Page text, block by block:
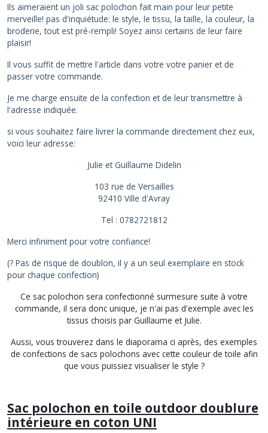
Ils aimeraient un joli sac polochon fait main pour leur petite
merveille! pas d'inquiétude: le style, le tissu, la taille, la couleur, la
broderie, tout est pré-rempli! Soyez ainsi certains de leur faire
plaisir!
Il vous suffit de mettre l'article dans votre votre panier et de
passer votre commande.
Je me charge ensuite de la confection et de leur transmettre à
l'adresse indiquée.
si vous souhaitez faire livrer la commande directement chez eux,
voici leur adresse:
Julie et Guillaume Didelin
103 rue de Versailles
92410 Ville d'Avray
Tel : 0782721812
Merci infiniment pour votre confiance!
(? Pas de risque de doublon, il y a un seul exemplaire en stock
pour chaque confection)
Ce sac polochon sera confectionné surmesure suite à votre
commande, il sera donc unique, je n'ai pas d'exemple avec les
tissus choisis par Guillaume et Julie.
Aussi, vous trouverez dans le diaporama ci après, des exemples
de confections de sacs polochons avec cette couleur de toile afin
que vous puissiez visualiser le style ?
Sac polochon en toile outdoor doublure
intérieure en coton UNI